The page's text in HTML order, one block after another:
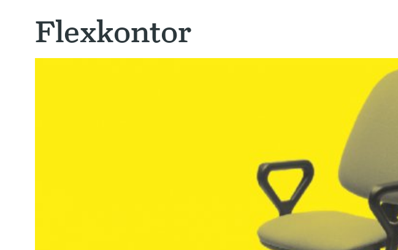
Språkfrågor
Anmäl till språkpolisen
Flexkontor